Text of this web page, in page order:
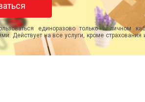
единоразово только в личном
Действует на все услуги, кроме страхования